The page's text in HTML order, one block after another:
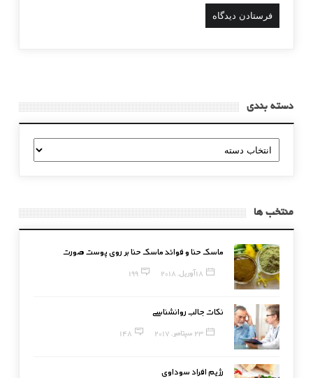
دسته بندی
دسته
بندی
منتخب ها
ماسک حنا و فوائد ماسک حنا بر روی پوست صورت
18 آوریل, 2018 199
نکات جالب روانشناسی
23 سپتامبر, 2017 148
رژیم افراد سوداوی